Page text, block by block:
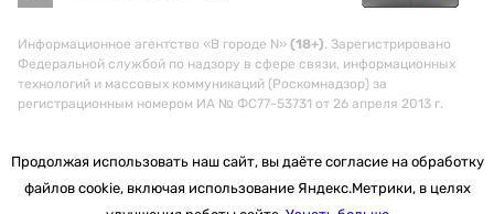
Информационное агентство «В городе N» (18+). Зарегистрировано
Федеральной службой по надзору в сфере связи, информационных
технологий и массовых коммуникаций (Роскомнадзор) за
регистрационным номером ИА № ФС77-53731 от 26 апреля 2013 г.
Продолжая использовать наш сайт, вы даёте согласие на обработку
файлов cookie, включая использование Яндекс.Метрики, в целях